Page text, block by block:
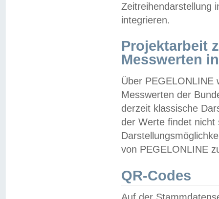
Zeitreihendarstellung
integrieren.
Projektarbeit
Messwerten
Über PEGELONLINE
Messwerten der
derzeit klassische
der Werte findet
von PEGELONLINE
QR-Codes